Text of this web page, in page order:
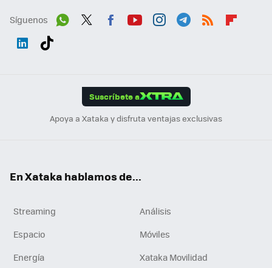
Síguenos
Suscríbete a
Apoya a Xataka y disfruta ventajas exclusivas
En Xataka hablamos de...
Streaming
Análisis
Espacio
Móviles
Energía
Xataka Movilidad